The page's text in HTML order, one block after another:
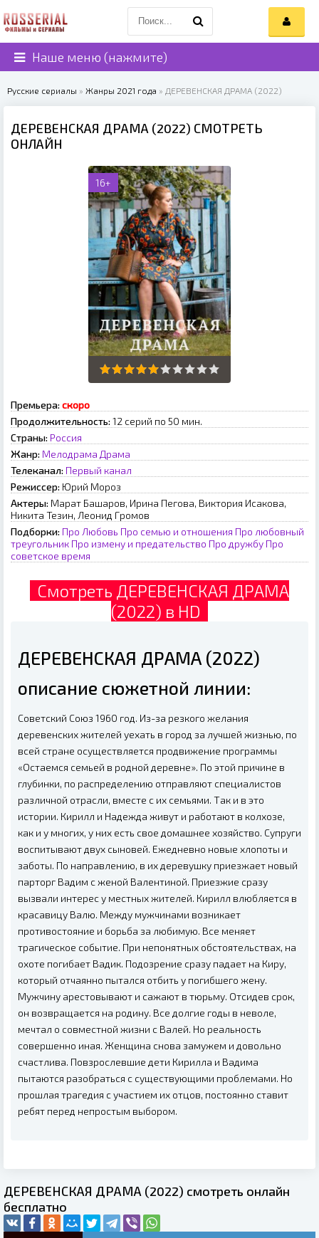
Наше меню (нажмите)
Русские сериалы » Жанры 2021 года » ДЕРЕВЕНСКАЯ ДРАМА (2022)
ДЕРЕВЕНСКАЯ ДРАМА (2022) СМОТРЕТЬ
ОНЛАЙН
16+
Премьера: скоро
Продолжительность: 12 серий по 50 мин.
Страны: Россия
Жанр: Мелодрама Драма
Телеканал: Первый канал
Режиссер: Юpий Mopoз
Актеры: Mapaт Бaшapoв, Иpинa Пeгoвa, Bиктopия Иcaкoвa,
Hикитa Teзин, Лeoнид Гpoмoв
Подборки: Про Любовь Про семью и отношения Про любовный
треугольник Про измену и предательство Про дружбу Про
советское время
Смотреть ДЕРЕВЕНСКАЯ ДРАМА
(2022) в HD
ДЕРЕВЕНСКАЯ ДРАМА (2022)
описание сюжетной линии:
Советский Союз 1960 год. Из-за резкого желания
деревенских жителей уехать в город за лучшей жизнью, по
всей стране осуществляется продвижение программы
«Остаемся семьей в родной деревне». По этой причине в
глубинки, по распределению отправляют специалистов
различной отрасли, вместе с их семьями. Так и в это
истории. Кирилл и Надежда живут и работают в колхозе,
как и у многих, у них есть свое домашнее хозяйство. Супруги
воспитывают двух сыновей. Ежедневно новые хлопоты и
заботы. По направлению, в их деревушку приезжает новый
парторг Вадим с женой Валентиной. Приезжие сразу
вызвали интерес у местных жителей. Кирилл влюбляется в
красавицу Валю. Между мужчинами возникает
противостояние и борьба за любимую. Все меняет
трагическое событие. При непонятных обстоятельствах, на
охоте погибает Вадик. Подозрение сразу падает на Киру,
который отчаянно пытался отбить у погибшего жену.
Мужчину арестовывают и сажают в тюрьму. Отсидев срок,
он возвращается на родину. Все долгие годы в неволе,
мечтал о совместной жизни с Валей. Но реальность
совершенно иная. Женщина снова замужем и довольно
счастлива. Повзрослевшие дети Кирилла и Вадима
пытаются разобраться с существующими проблемами. Но
прошлая трагедия с участием их отцов, постоянно ставит
ребят перед непростым выбором.
ДЕРЕВЕНСКАЯ ДРАМА (2022) смотреть онлайн
бесплатно